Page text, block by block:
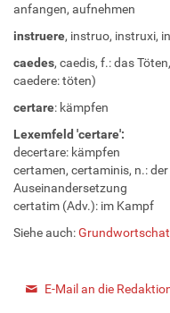
anfangen, aufnehmen
instruere, instruo, instruxi,
caedes, caedis, f.: das
caedere: töten)
certare: kämpfen
Lexemfeld 'certare':
decertare: kämpfen
certamen, certaminis, n.:
Auseinandersetzung
certatim (Adv.): im Kampf
Siehe auch:
E-Mail an die